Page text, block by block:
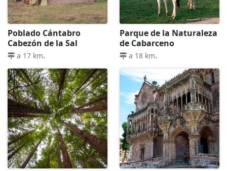
Poblado Cántabro
Cabezón de la Sal
a 17 km.
Parque de la Naturaleza
de Cabarceno
a 18 km.